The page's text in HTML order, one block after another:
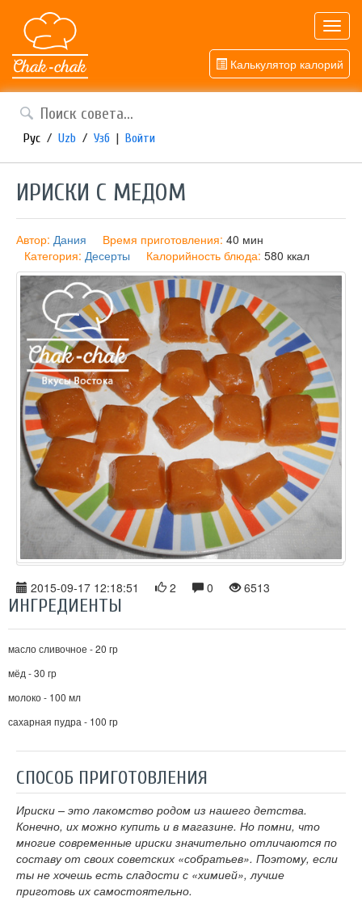
Калькулятор калорий
Рус / Uzb / Узб | Войти
ИРИСКИ С МЕДОМ
Автор: Дания Время приготовления: 40 мин
Категория: Десерты Калорийность блюда: 580 ккал
2015-09-17 12:18:51 2 0 6513
ИНГРЕДИЕНТЫ
масло сливочное - 20 гр
мёд - 30 гр
молоко - 100 мл
сахарная пудра - 100 гр
СПОСОБ ПРИГОТОВЛЕНИЯ
Ириски – это лакомство родом из нашего детства.
Конечно, их можно купить и в магазине. Но помни, что
многие современные ириски значительно отличаются по
составу от своих советских «собратьев». Поэтому, если
ты не хочешь есть сладости с «химией», лучше
приготовь их самостоятельно.